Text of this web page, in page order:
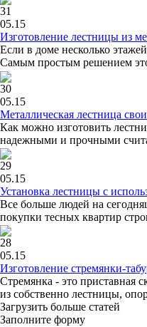
31
05.15
Изготовление лестницы из
Если в доме несколько
Самым простым решением
30
05.15
Металлическая лестница
Как можно изготовить
надежными и прочными
29
05.15
Установка лестницы с
Все больше людей на
покупки тесных квартир
28
05.15
Изготовление стремянки-
Стремянка - это приставная
из собственно лестницы,
Загрузить больше статей
Заполните форму